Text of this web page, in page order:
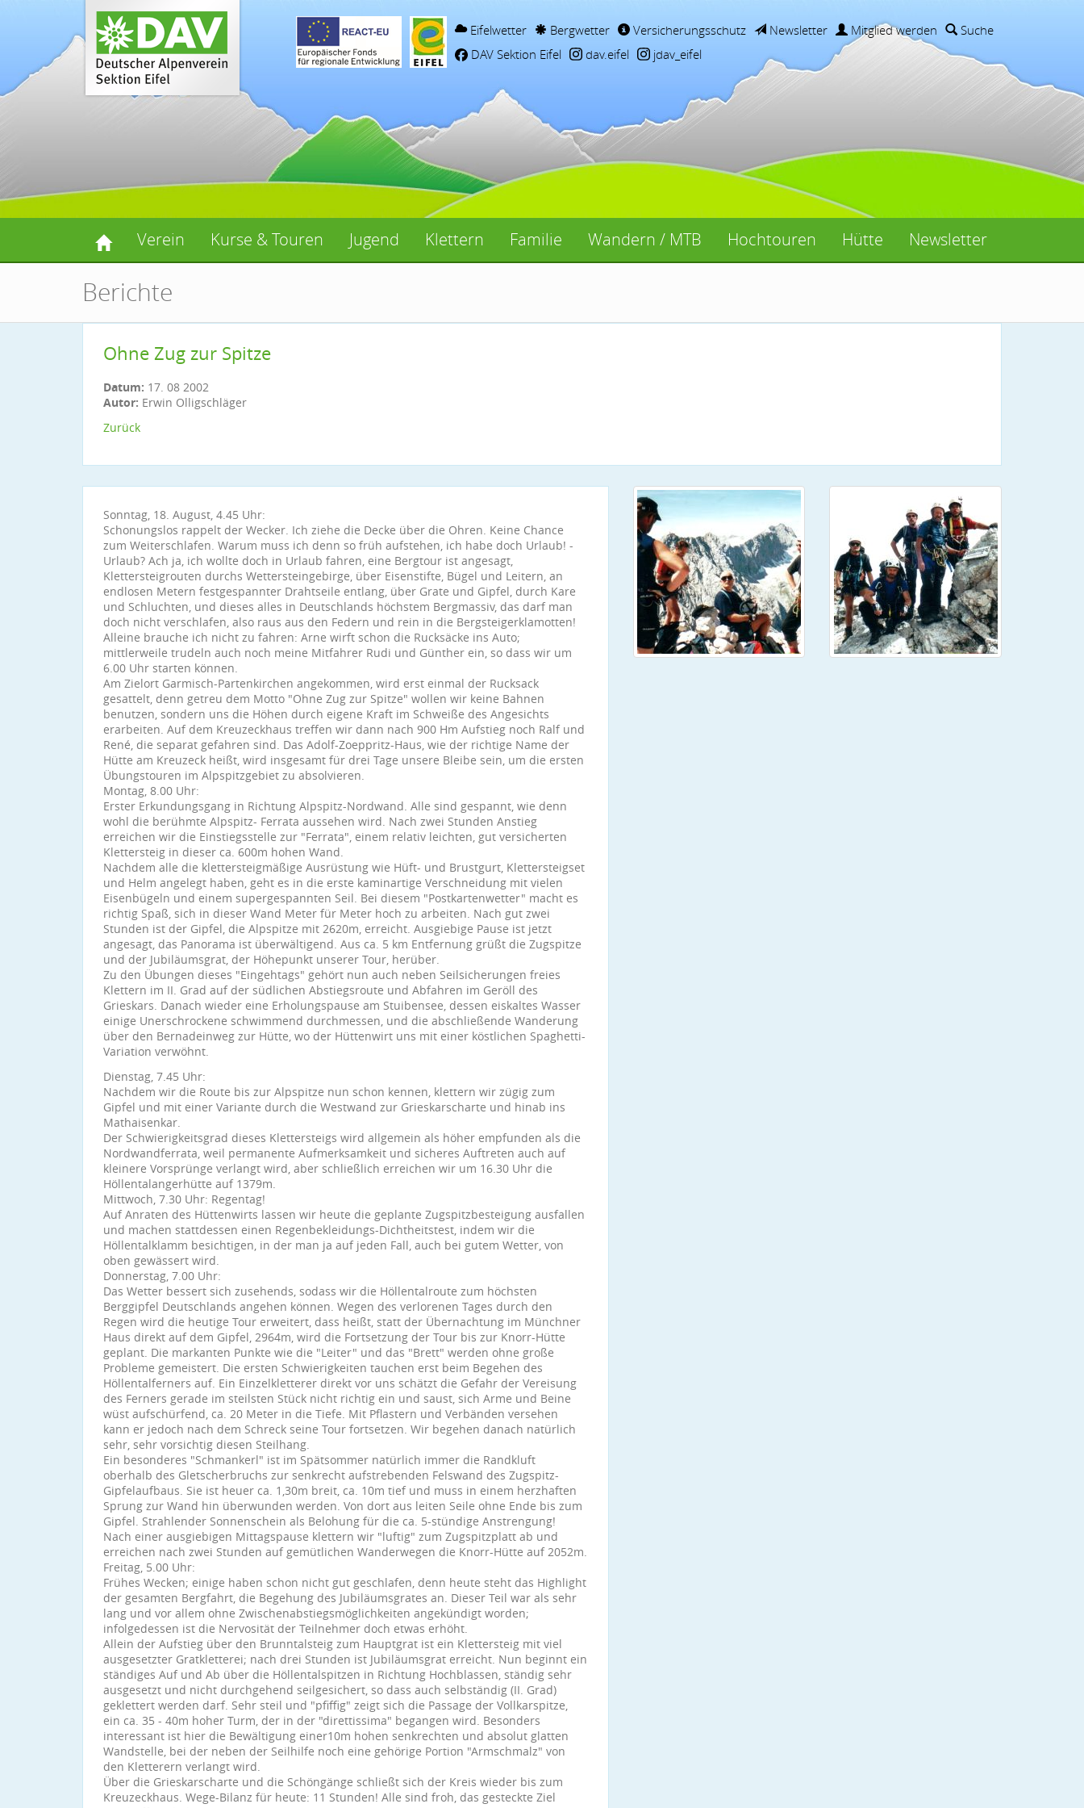
Eifelwetter Bergwetter Versicherungsschutz Newsletter Mitglied werden
Suche
DAV Sektion Eifel
dav.eifel jdav_eifel
Verein Kurse & Touren Jugend Klettern Familie Wandern / MTB Hochtouren Hütte Newsletter
Berichte
Ohne Zug zur Spitze
Datum: 17. 08 2002
Autor: Erwin Olligschläger
Zurück
Sonntag, 18. August, 4.45 Uhr:
Schonungslos rappelt der Wecker. Ich ziehe die Decke über die Ohren. Keine Chance
zum Weiterschlafen. Warum muss ich denn so früh aufstehen, ich habe doch Urlaub! -
Urlaub? Ach ja, ich wollte doch in Urlaub fahren, eine Bergtour ist angesagt,
Klettersteigrouten durchs Wettersteingebirge, über Eisenstifte, Bügel und Leitern, an
endlosen Metern festgespannter Drahtseile entlang, über Grate und Gipfel, durch Kare
und Schluchten, und dieses alles in Deutschlands höchstem Bergmassiv, das darf man
doch nicht verschlafen, also raus aus den Federn und rein in die Bergsteigerklamotten!
Alleine brauche ich nicht zu fahren: Arne wirft schon die Rucksäcke ins Auto;
mittlerweile trudeln auch noch meine Mitfahrer Rudi und Günther ein, so dass wir um
6.00 Uhr starten können.
Am Zielort Garmisch-Partenkirchen angekommen, wird erst einmal der Rucksack
gesattelt, denn getreu dem Motto "Ohne Zug zur Spitze" wollen wir keine Bahnen
benutzen, sondern uns die Höhen durch eigene Kraft im Schweiße des Angesichts
erarbeiten. Auf dem Kreuzeckhaus treffen wir dann nach 900 Hm Aufstieg noch Ralf und
René, die separat gefahren sind. Das Adolf-Zoeppritz-Haus, wie der richtige Name der
Hütte am Kreuzeck heißt, wird insgesamt für drei Tage unsere Bleibe sein, um die ersten
Übungstouren im Alpspitzgebiet zu absolvieren.
Montag, 8.00 Uhr:
Erster Erkundungsgang in Richtung Alpspitz-Nordwand. Alle sind gespannt, wie denn
wohl die berühmte Alpspitz- Ferrata aussehen wird. Nach zwei Stunden Anstieg
erreichen wir die Einstiegsstelle zur "Ferrata", einem relativ leichten, gut versicherten
Klettersteig in dieser ca. 600m hohen Wand.
Nachdem alle die klettersteigmäßige Ausrüstung wie Hüft- und Brustgurt, Klettersteigset
und Helm angelegt haben, geht es in die erste kaminartige Verschneidung mit vielen
Eisenbügeln und einem supergespannten Seil. Bei diesem "Postkartenwetter" macht es
richtig Spaß, sich in dieser Wand Meter für Meter hoch zu arbeiten. Nach gut zwei
Stunden ist der Gipfel, die Alpspitze mit 2620m, erreicht. Ausgiebige Pause ist jetzt
angesagt, das Panorama ist überwältigend. Aus ca. 5 km Entfernung grüßt die Zugspitze
und der Jubiläumsgrat, der Höhepunkt unserer Tour, herüber.
Zu den Übungen dieses "Eingehtags" gehört nun auch neben Seilsicherungen freies
Klettern im II. Grad auf der südlichen Abstiegsroute und Abfahren im Geröll des
Grieskars. Danach wieder eine Erholungspause am Stuibensee, dessen eiskaltes Wasser
einige Unerschrockene schwimmend durchmessen, und die abschließende Wanderung
über den Bernadeinweg zur Hütte, wo der Hüttenwirt uns mit einer köstlichen Spaghetti-
Variation verwöhnt.
Dienstag, 7.45 Uhr:
Nachdem wir die Route bis zur Alpspitze nun schon kennen, klettern wir zügig zum
Gipfel und mit einer Variante durch die Westwand zur Grieskarscharte und hinab ins
Mathaisenkar.
Der Schwierigkeitsgrad dieses Klettersteigs wird allgemein als höher empfunden als die
Nordwandferrata, weil permanente Aufmerksamkeit und sicheres Auftreten auch auf
kleinere Vorsprünge verlangt wird, aber schließlich erreichen wir um 16.30 Uhr die
Höllentalangerhütte auf 1379m.
Mittwoch, 7.30 Uhr: Regentag!
Auf Anraten des Hüttenwirts lassen wir heute die geplante Zugspitzbesteigung ausfallen
und machen stattdessen einen Regenbekleidungs-Dichtheitstest, indem wir die
Höllentalklamm besichtigen, in der man ja auf jeden Fall, auch bei gutem Wetter, von
oben gewässert wird.
Donnerstag, 7.00 Uhr:
Das Wetter bessert sich zusehends, sodass wir die Höllentalroute zum höchsten
Berggipfel Deutschlands angehen können. Wegen des verlorenen Tages durch den
Regen wird die heutige Tour erweitert, dass heißt, statt der Übernachtung im Münchner
Haus direkt auf dem Gipfel, 2964m, wird die Fortsetzung der Tour bis zur Knorr-Hütte
geplant. Die markanten Punkte wie die "Leiter" und das "Brett" werden ohne große
Probleme gemeistert. Die ersten Schwierigkeiten tauchen erst beim Begehen des
Höllentalferners auf. Ein Einzelkletterer direkt vor uns schätzt die Gefahr der Vereisung
des Ferners gerade im steilsten Stück nicht richtig ein und saust, sich Arme und Beine
wüst aufschürfend, ca. 20 Meter in die Tiefe. Mit Pflastern und Verbänden versehen
kann er jedoch nach dem Schreck seine Tour fortsetzen. Wir begehen danach natürlich
sehr, sehr vorsichtig diesen Steilhang.
Ein besonderes "Schmankerl" ist im Spätsommer natürlich immer die Randkluft
oberhalb des Gletscherbruchs zur senkrecht aufstrebenden Felswand des Zugspitz-
Gipfelaufbaus. Sie ist heuer ca. 1,30m breit, ca. 10m tief und muss in einem herzhaften
Sprung zur Wand hin überwunden werden. Von dort aus leiten Seile ohne Ende bis zum
Gipfel. Strahlender Sonnenschein als Belohung für die ca. 5-stündige Anstrengung!
Nach einer ausgiebigen Mittagspause klettern wir "luftig" zum Zugspitzplatt ab und
erreichen nach zwei Stunden auf gemütlichen Wanderwegen die Knorr-Hütte auf 2052m.
Freitag, 5.00 Uhr:
Frühes Wecken; einige haben schon nicht gut geschlafen, denn heute steht das Highlight
der gesamten Bergfahrt, die Begehung des Jubiläumsgrates an. Dieser Teil war als sehr
lang und vor allem ohne Zwischenabstiegsmöglichkeiten angekündigt worden;
infolgedessen ist die Nervosität der Teilnehmer doch etwas erhöht.
Allein der Aufstieg über den Brunntalsteig zum Hauptgrat ist ein Klettersteig mit viel
ausgesetzter Gratkletterei; nach drei Stunden ist Jubiläumsgrat erreicht. Nun beginnt ein
ständiges Auf und Ab über die Höllentalspitzen in Richtung Hochblassen, ständig sehr
ausgesetzt und nicht durchgehend seilgesichert, so dass auch selbständig (II. Grad)
geklettert werden darf. Sehr steil und "pfiffig" zeigt sich die Passage der Vollkarspitze,
ein ca. 35 - 40m hoher Turm, der in der "direttissima" begangen wird. Besonders
interessant ist hier die Bewältigung einer10m hohen senkrechten und absolut glatten
Wandstelle, bei der neben der Seilhilfe noch eine gehörige Portion "Armschmalz" von
den Kletterern verlangt wird.
Über die Grieskarscharte und die Schöngänge schließt sich der Kreis wieder bis zum
Kreuzeckhaus. Wege-Bilanz für heute: 11 Stunden! Alle sind froh, das gesteckte Ziel